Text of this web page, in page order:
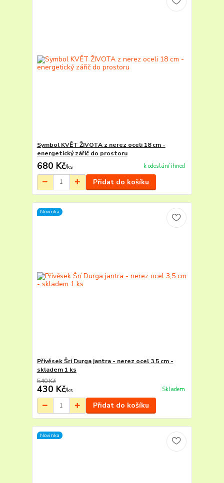
Symbol KVĚT ŽIVOTA z nerez oceli 18 cm -
energetický zářič do prostoru
680 Kč/ks k odeslání ihned
Přidat do košíku
Novinka
Přívěsek Šrí Durga jantra - nerez ocel 3,5 cm -
skladem 1 ks
540 Kč
430 Kč/ks Skladem
Přidat do košíku
Novinka